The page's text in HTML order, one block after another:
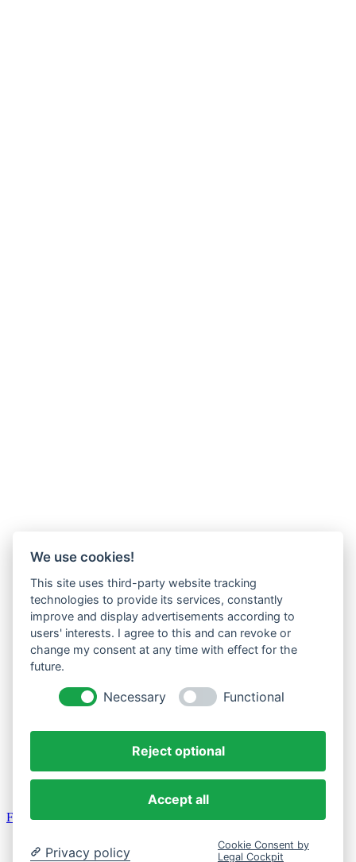
Facebook
Datenschutz
We use cookies!
This site uses third-party website tracking
technologies to provide its services, constantly
improve and display advertisements according to
users' interests. I agree to this and can revoke or
change my consent at any time with effect for the
future.
Necessary Functional
Reject optional
Accept all
Privacy policy
Cookie Consent by
Legal Cockpit